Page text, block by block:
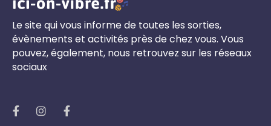
Le site qui vous informe de toutes les sorties,
évènements et activités près de chez vous. Vous
pouvez, également, nous retrouvez sur les réseaux
sociaux